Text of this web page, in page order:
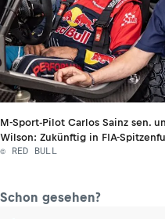
M-Sport-Pilot Carlos Sainz sen.
Wilson: Zukünftig in FIA-
© RED BULL
Schon gesehen?